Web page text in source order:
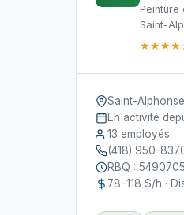
Saint-
Saint-
En activité
13 employés
(418) 950-
RBQ :
78–118 $/h ·